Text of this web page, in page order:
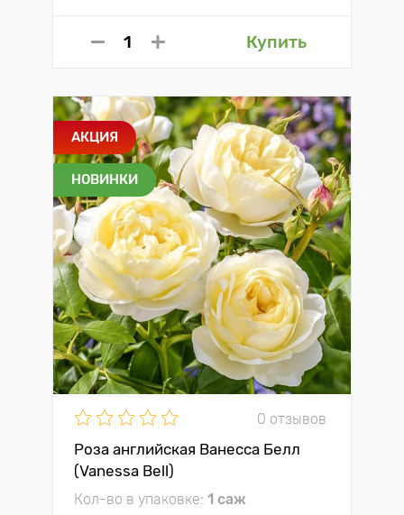
Купить
АКЦИЯ
НОВИНКИ
0 отзывов
Роза английская Ванесса Белл
(Vanessa Bell)
Кол-во в упаковке: 1 саж